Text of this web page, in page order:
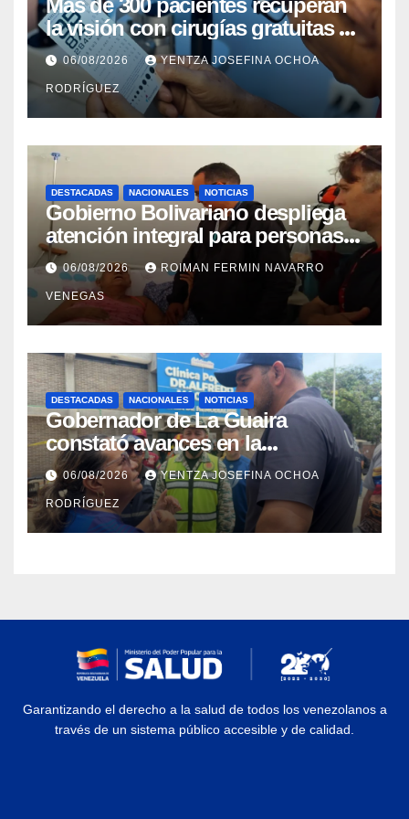
Más de 300 pacientes recuperan
la visión con cirugías gratuitas de
cataratas en Zulia
06/08/2026 YENTZA JOSEFINA OCHOA
RODRÍGUEZ
DESTACADAS NACIONALES NOTICIAS
Gobierno Bolivariano despliega
atención integral para personas
con discapacidad en
campamentos de La Guaira
06/08/2026 ROIMAN FERMIN NAVARRO
VENEGAS
DESTACADAS NACIONALES NOTICIAS
Gobernador de La Guaira
constató avances en la
rehabilitación del Hospitalito de
Catia la Mar
06/08/2026 YENTZA JOSEFINA OCHOA
RODRÍGUEZ
Garantizando el derecho a la salud de todos los venezolanos a
través de un sistema público accesible y de calidad.